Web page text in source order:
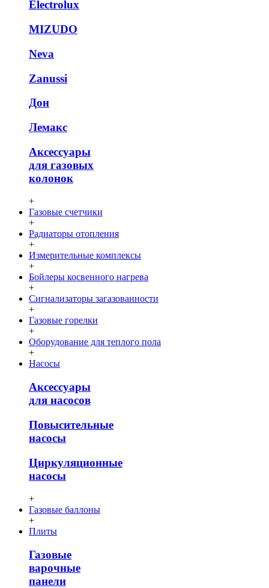
Electrolux
MIZUDO
Neva
Zanussi
Дон
Лемакс
Аксессуары
для газовых
колонок
+
Газовые счетчики
+
Радиаторы отопления
+
Измерительные комплексы
+
Бойлеры косвенного нагрева
+
Сигнализаторы загазованности
+
Газовые горелки
+
Оборудование для теплого пола
+
Насосы
Аксессуары
для насосов
Повысительные
насосы
Циркуляционные
насосы
+
Газовые баллоны
+
Плиты
Газовые
варочные
панели